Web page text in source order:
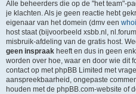
Alle beheerders die op de "het team"-
je klachten. Als je geen reactie hebt
eigenaar van het domein (dmv een
host staat (bijvoorbeeld xsbb.nl,
misbruik-afdeling van de gratis host.
geen inspraak heeft en dus in geen
worden over hoe, waar en door wie dit
contact op met phpBB Limited met
aanspreekbaarheid, ongepaste
houden met de phpBB.com-website of